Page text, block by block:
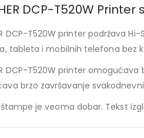
DCP-T520W
DCP-T520W printer podržava
tableta i mobilnih telefona bez
DCP-T520W printer
brzo završavanje
je veoma dobar. Tekst